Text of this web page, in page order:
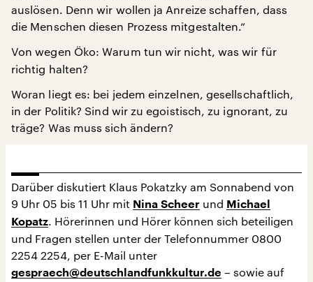
auslösen. Denn wir wollen ja Anreize schaffen, dass
die Menschen diesen Prozess mitgestalten.“
Von wegen Öko: Warum tun wir nicht, was wir für
richtig halten?
Woran liegt es: bei jedem einzelnen, gesellschaftlich,
in der Politik? Sind wir zu egoistisch, zu ignorant, zu
träge? Was muss sich ändern?
Darüber diskutiert Klaus Pokatzky am Sonnabend von
9 Uhr 05 bis 11 Uhr mit Nina Scheer und Michael
Kopatz. Hörerinnen und Hörer können sich beteiligen
und Fragen stellen unter der Telefonnummer 0800
2254 2254, per E-Mail unter
gespraech@deutschlandfunkkultur.de – sowie auf